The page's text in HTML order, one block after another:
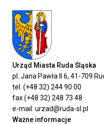
Urząd Miasta Ruda Śląska
pl. Jana Pawła II 6, 41-709
tel. (+48 32) 244 90 00
fax (+48 32) 248 73 48
e-mail: urzad@ruda-sl.pl
Ważne informacje